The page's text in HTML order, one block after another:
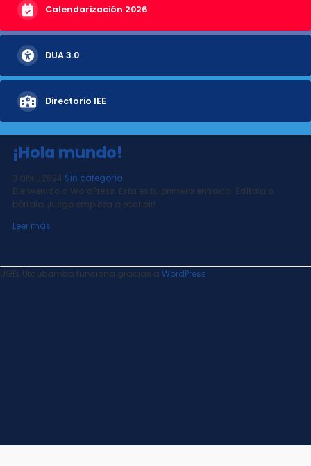
Calendarización 2026
DUA 3.0
Directorio IEE
¡Hola mundo!
3 abril, 2024 Sin categoría
Bienvenido a WordPress. Esta es tu primera entrada. Edítala o
bórrala, ¡luego empieza a escribir!
Leer más
UGEL Utcubamba funciona gracias a WordPress